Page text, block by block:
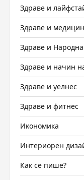
Здраве и
Здраве и
Здраве и
Здраве и начин
Здраве и уелнес
Здраве и фитнес
Икономика
Интериорен
Как се пише?